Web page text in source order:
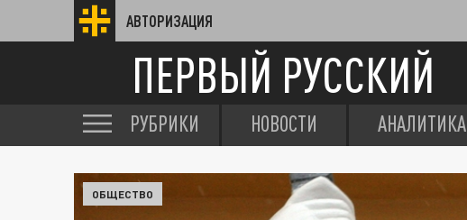
АВТОРИЗАЦИЯ
ПЕРВЫЙ РУССКИЙ
РУБРИКИ НОВОСТИ АНАЛИТИКА
ОБЩЕСТВО